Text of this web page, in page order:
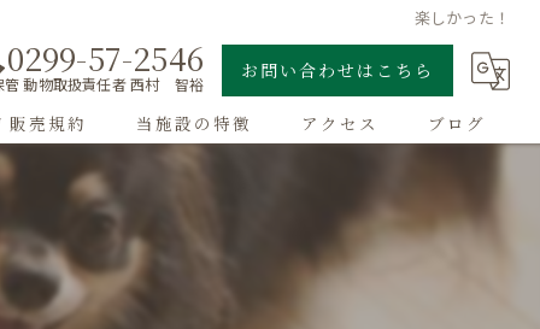
楽しかった！
0299-57-2546
動物取扱責任者 西村 智裕
お問い合わせはこちら
販売規約 当施設の特徴 アクセス ブログ